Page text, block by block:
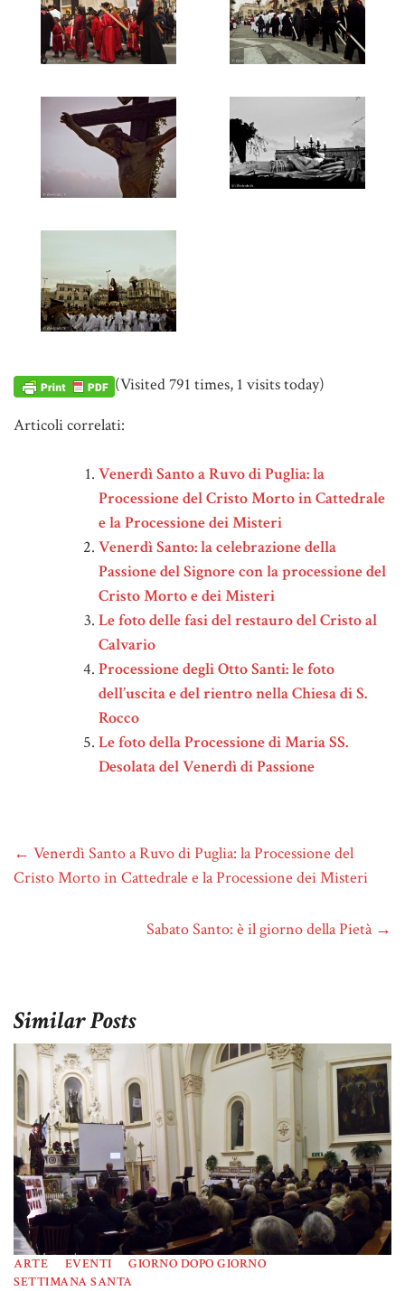
(Visited 791 times, 1 visits today)
Articoli correlati:
Venerdì Santo a Ruvo di Puglia: la
Processione del Cristo Morto in Cattedrale
e la Processione dei Misteri
Venerdì Santo: la celebrazione della
Passione del Signore con la processione del
Cristo Morto e dei Misteri
Le foto delle fasi del restauro del Cristo al
Calvario
Processione degli Otto Santi: le foto
dell’uscita e del rientro nella Chiesa di S.
Rocco
Le foto della Processione di Maria SS.
Desolata del Venerdì di Passione
← Venerdì Santo a Ruvo di Puglia: la Processione del
Cristo Morto in Cattedrale e la Processione dei Misteri
Sabato Santo: è il giorno della Pietà →
Similar Posts
ARTE EVENTI
GIORNO DOPO GIORNO
SETTIMANA SANTA